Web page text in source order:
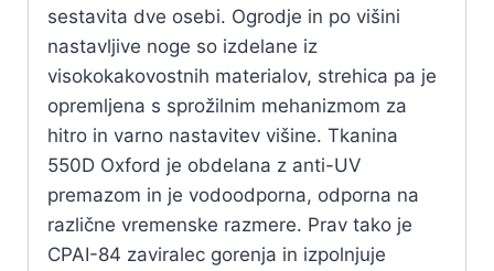
sestavita dve osebi. Ogrodje in po višini
nastavljive noge so izdelane iz
visokokakovostnih materialov, strehica pa je
opremljena s sprožilnim mehanizmom za
hitro in varno nastavitev višine. Tkanina
550D Oxford je obdelana z anti-UV
premazom in je vodoodporna, odporna na
različne vremenske razmere. Prav tako je
CPAI-84 zaviralec gorenja in izpolnjuje